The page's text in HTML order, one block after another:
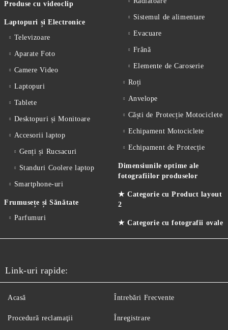
Produse cu videoclip
Laptopuri și Electronice
Televizoare
Aparate Foto
Camere Video
Laptopuri
Tablete
Desktopuri și Monitoare
Accesorii laptop
Genți și Rucsacuri
Standuri Coolere laptop
Smartphone-uri
Frumusețe și Sănătate
Parfumuri
Sistemul de alimentare
Evacuare
Frână
Elemente de Caroserie
Roți
Anvelope
Căști de Protecție Motociclete
Echipament Motociclete
Echipament de Protecție
Dimensiunile optime ale
fotografiilor produselor
★ Categorie cu Product layout
2
★ Categorie cu fotografii ovale
Link-uri rapide:
Acasă
Procedură reclamaţii
Întrebări Frecvente
Înregistrare